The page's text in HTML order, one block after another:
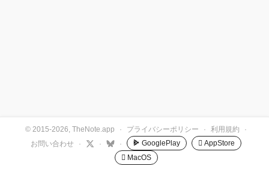
© 2015-2026, TheNote.app · プライバシーポリシー · 利用規約
·
お問い合わせ
· · · GooglePlay
 AppStore
 MacOS